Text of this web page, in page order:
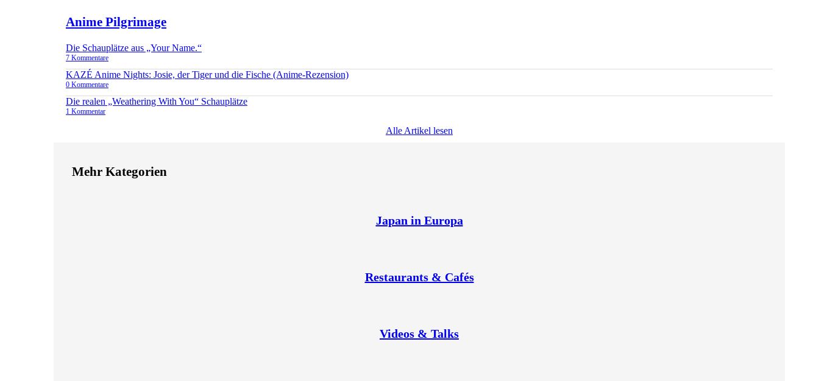
Anime Pilgrimage
Die Schauplätze aus „Your Name.“
7 Kommentare
KAZÉ Anime Nights: Josie, der Tiger und die Fische (Anime-Rezension)
0 Kommentare
Die realen „Weathering With You“ Schauplätze
1 Kommentar
Alle Artikel lesen
Mehr Kategorien
Japan in Europa
Restaurants & Cafés
Videos & Talks